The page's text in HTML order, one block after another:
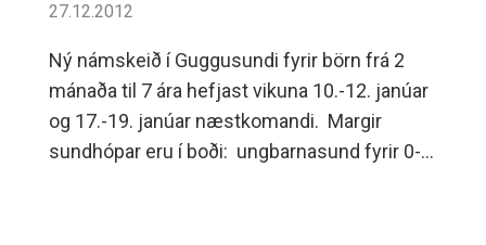
27.12.2012
Ný námskeið í Guggusundi fyrir börn frá 2
mánaða til 7 ára hefjast vikuna 10.-12. janúar
og 17.-19. janúar næstkomandi. Margir
sundhópar eru í boði: ungbarnasund fyrir 0-2